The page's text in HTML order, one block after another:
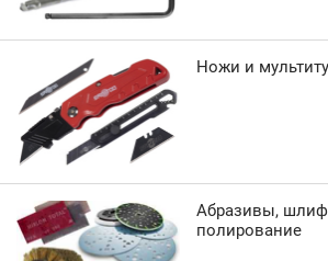
Ножи и
Абразивы,
полирование